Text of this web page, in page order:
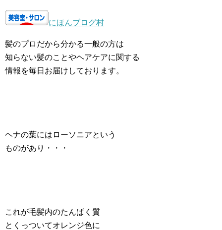
にほんブログ村
髪のプロだから分かる一般の方は
知らない髪のことやヘアケアに関する
情報を毎日お届けしております。
ヘナの葉にはローソニアという
ものがあり・・・
これが毛髪内のたんぱく質
とくっついてオレンジ色に